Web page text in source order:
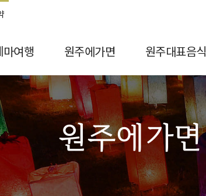
마여행 원주에가면 원주대표음식
원주에가면